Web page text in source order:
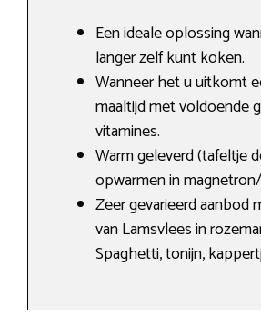
Een ideale oplossing
langer zelf kunt koken.
Wanneer het u uitkomt
maaltijd met voldoende
vitamines.
Warm geleverd (tafeltje
opwarmen in
Zeer gevarieerd aanbod
van Lamsvlees in
Spaghetti, tonijn,